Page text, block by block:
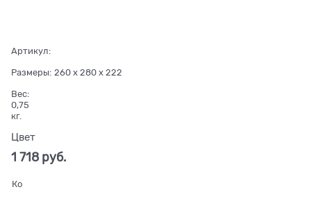
Артикул:
Размеры: 260 x 280 x 222
Вес:
0,75
кг.
Цвет
1 718 руб.
Ко